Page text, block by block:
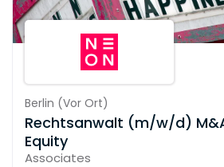
Berlin (Vor Ort)
Rechtsanwalt (m/w/d)
Equity
Associates